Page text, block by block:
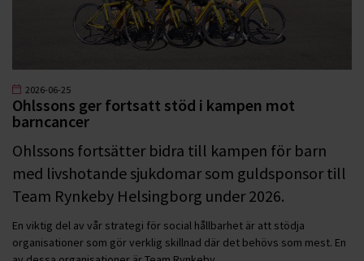
2026-06-25
Ohlssons ger fortsatt stöd i kampen mot
barncancer
Ohlssons fortsätter bidra till kampen för barn
med livshotande sjukdomar som guldsponsor till
Team Rynkeby Helsingborg under 2026.
En viktig del av vår strategi för social hållbarhet är att stödja
organisationer som gör verklig skillnad där det behövs som mest. En